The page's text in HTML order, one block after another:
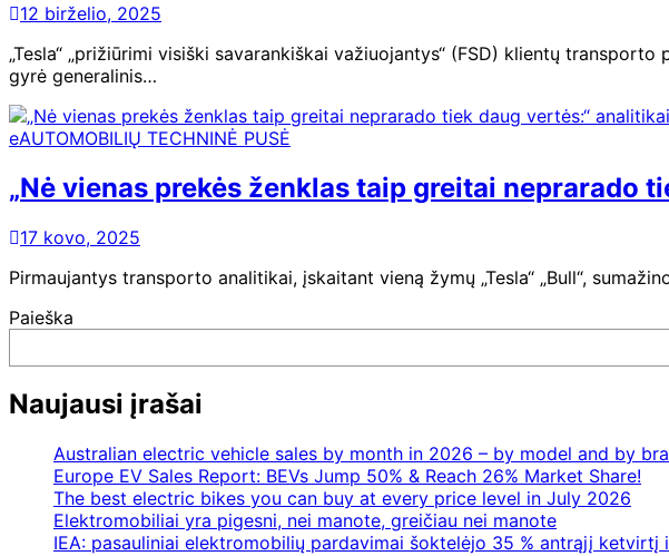
12 birželio, 2025
„Tesla“ „prižiūrimi visiški savarankiškai važiuojantys“ (FSD) klientų
gyrė generalinis…
eAUTOMOBILIŲ TECHNINĖ PUSĖ
„Nė vienas prekės ženklas taip greitai neprarado
17 kovo, 2025
Pirmaujantys transporto analitikai, įskaitant vieną žymų „Tesla“ „Bull“,
Paieška
Naujausi įrašai
Australian electric vehicle sales by month in 2026 – by model and by
Europe EV Sales Report: BEVs Jump 50% & Reach 26% Market Share!
The best electric bikes you can buy at every price level in July 2026
Elektromobiliai yra pigesni, nei manote, greičiau nei manote
IEA: pasauliniai elektromobilių pardavimai šoktelėjo 35 % antrąjį ketvirtį